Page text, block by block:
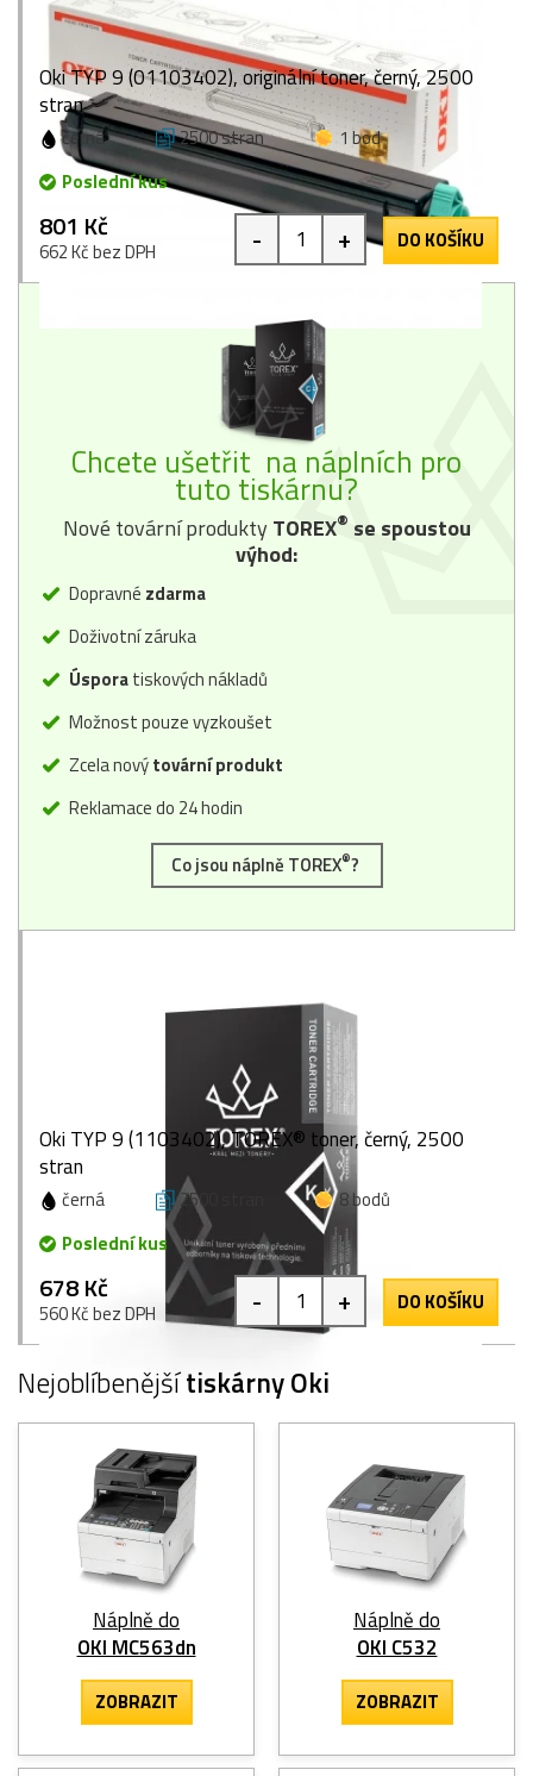
Oki TYP 9 (01103402), originální toner, černý, 2500
stran
černá 2500 stran
1 bod
Poslední kus
801 Kč
662 Kč bez DPH - + DO KOŠÍKU
Chcete ušetřit na náplních pro
tuto tiskárnu?
Nové tovární produktyTOREX® se spoustou
výhod:
Dopravné zdarma
Doživotní záruka
Úsporatiskových nákladů
Možnost pouze vyzkoušet
Zcela novýtovární produkt
Reklamace do 24 hodin
Co jsou náplně TOREX®?
Oki TYP 9 (1103402), TOREX® toner, černý, 2500
stran
černá 2500 stran
8 bodů
Poslední kus
678 Kč
560 Kč bez DPH - + DO KOŠÍKU
Nejoblíbenějšítiskárny Oki
Náplně do
OKI MC563dn
ZOBRAZIT
Náplně do
OKI C532
ZOBRAZIT